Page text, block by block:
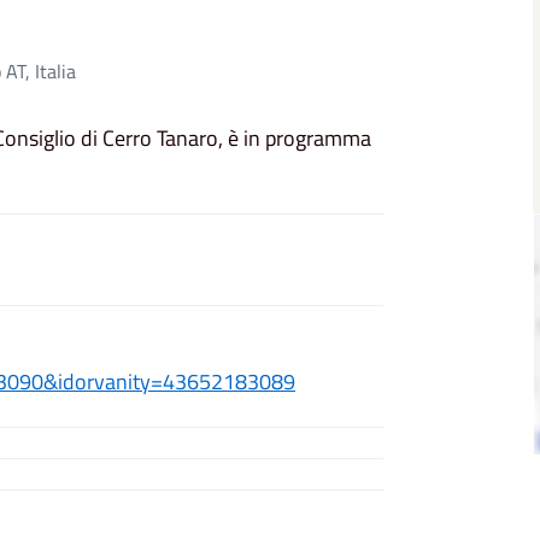
Italia
di Cerro Tanaro, è in programma